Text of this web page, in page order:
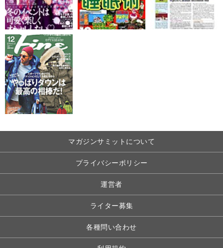
マガジンサミットについて
プライバシーポリシー
運営者
ライター募集
各種問い合わせ